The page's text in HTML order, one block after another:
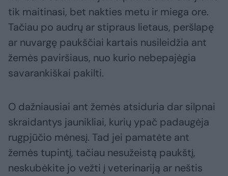
tik maitinasi, bet nakties metu ir miega ore.
Tačiau po audrų ar stipraus lietaus, peršlapę
ar nuvargę paukščiai kartais nusileidžia ant
žemės paviršiaus, nuo kurio nebepajėgia
savarankiškai pakilti.
O dažniausiai ant žemės atsiduria dar silpnai
skraidantys jaunikliai, kurių ypač padaugėja
rugpjūčio mėnesį. Tad jei pamatėte ant
žemės tupintį, tačiau nesužeistą paukštį,
neskubėkite jo vežti į veterinariją ar neštis